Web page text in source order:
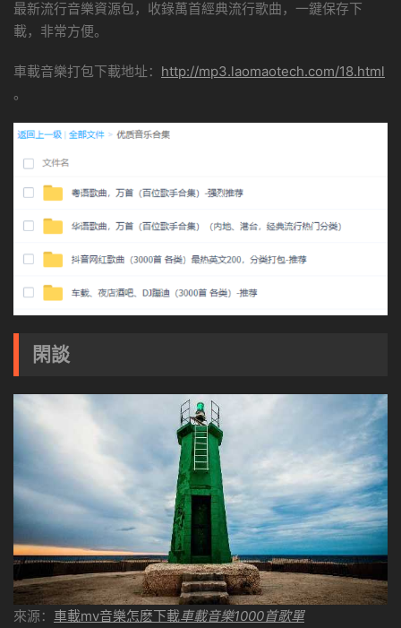
最新流行音樂資源包，收錄萬首經典流行歌曲，一鍵保存下
載，非常方便。
車載音樂打包下載地址： http://mp3.laomaotech.com/18.html
。
閑談
來源： 車載mv音樂怎麽下載車載音樂1000首歌單